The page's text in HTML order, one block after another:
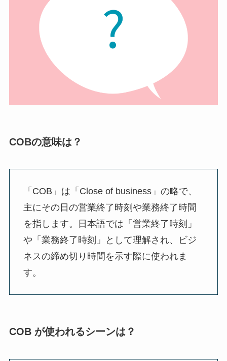
COBの意味は？
「COB」は「Close of business」の略で、
主にその日の営業終了時刻や業務終了時間
を指します。日本語では「営業終了時刻」
や「業務終了時刻」として理解され、ビジ
ネスの締め切り時間を示す際に使われま
す。
COB が使われるシーンは？